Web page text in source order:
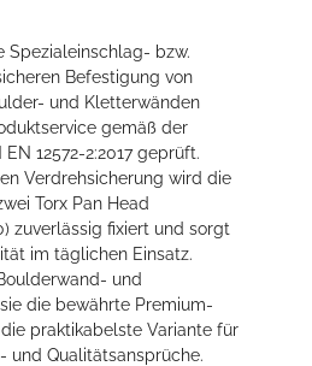
Spezialeinschlag- bzw.
Befestigung von
und Kletterwänden
gemäß der
12572-2:2017 geprüft.
Verdrehsicherung wird die
Torx Pan Head
zuverlässig fixiert und sorgt
im täglichen Einsatz.
und
die bewährte Premium-
die praktikabelste Variante für
und Qualitätsansprüche.